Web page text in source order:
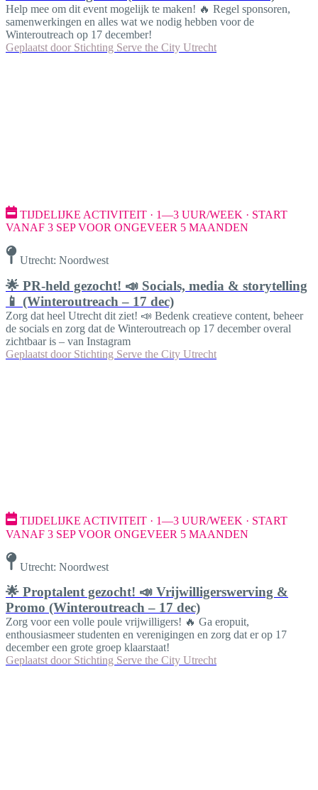
Help mee om dit event mogelijk te maken! 🔥 Regel sponsoren,
samenwerkingen en alles wat we nodig hebben voor de
Winteroutreach op 17 december!
Geplaatst door Stichting Serve the City Utrecht
TIJDELIJKE ACTIVITEIT · 1—3 UUR/WEEK · START
VANAF 3 SEP VOOR ONGEVEER 5 MAANDEN
Utrecht: Noordwest
🌟 PR-held gezocht! 📣 Socials, media & storytelling
📱 (Winteroutreach – 17 dec)
Zorg dat heel Utrecht dit ziet! 📣 Bedenk creatieve content, beheer
de socials en zorg dat de Winteroutreach op 17 december overal
zichtbaar is – van Instagram
Geplaatst door Stichting Serve the City Utrecht
TIJDELIJKE ACTIVITEIT · 1—3 UUR/WEEK · START
VANAF 3 SEP VOOR ONGEVEER 5 MAANDEN
Utrecht: Noordwest
🌟 Proptalent gezocht! 📣 Vrijwilligerswerving &
Promo (Winteroutreach – 17 dec)
Zorg voor een volle poule vrijwilligers! 🔥 Ga eropuit,
enthousiasmeer studenten en verenigingen en zorg dat er op 17
december een grote groep klaarstaat!
Geplaatst door Stichting Serve the City Utrecht